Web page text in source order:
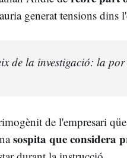
generat tensions dins
de la investigació: la
de l'empresari
sospita que considera